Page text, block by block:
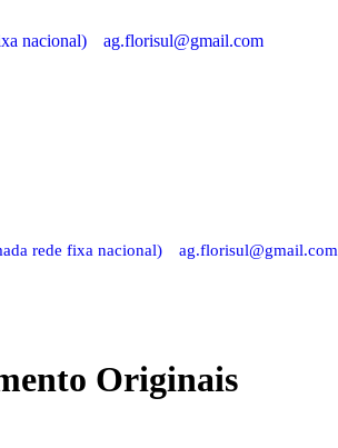
nacional) ag.florisul@gmail.com
rede fixa nacional) ag.florisul@gmail.com
Originais